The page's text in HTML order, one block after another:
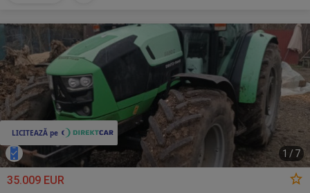
1 / 7
35.009 EUR